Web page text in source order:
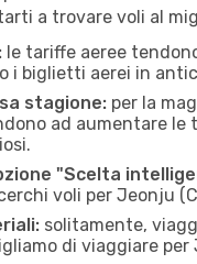
a trovare voli al
le tariffe aeree
i biglietti aerei in
stagione: per la
ad aumentare
"Scelta
voli per Jeonju
solitamente,
di viaggiare